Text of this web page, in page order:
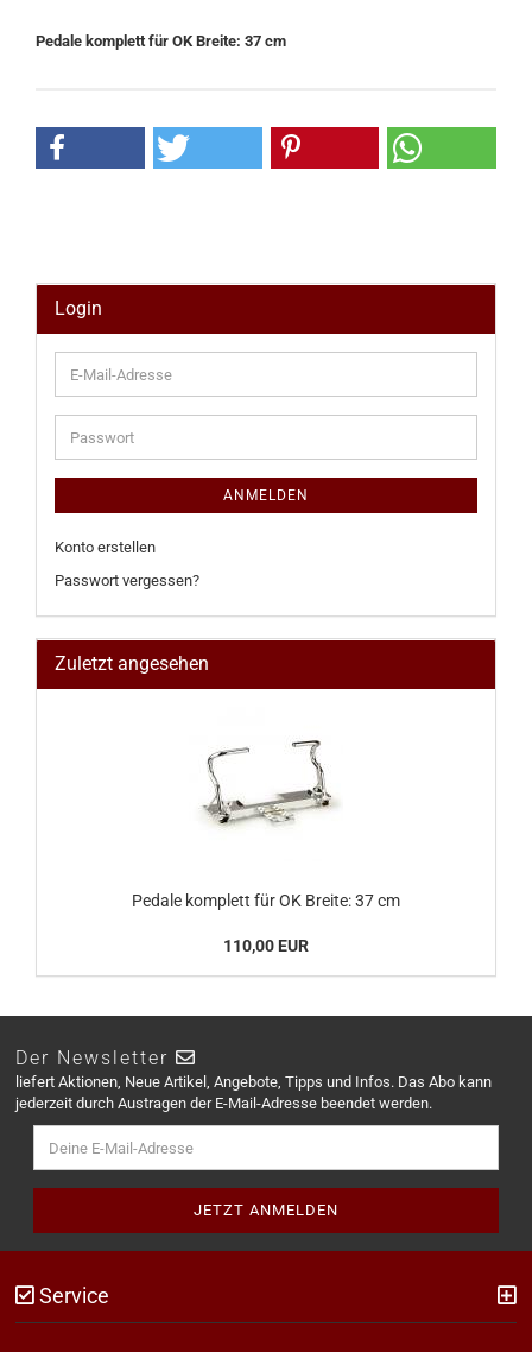
Pedale komplett für OK Breite: 37 cm
Login
E-
Mail-
Adresse
Passwort
ANMELDEN
Konto erstellen
Passwort vergessen?
Zuletzt angesehen
Pedale komplett für OK Breite: 37 cm
110,00 EUR
Der Newsletter
liefert Aktionen, Neue Artikel, Angebote, Tipps und Infos. Das Abo kann
jederzeit durch Austragen der E-Mail-Adresse beendet werden.
Service